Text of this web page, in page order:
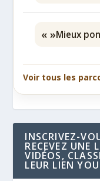
« »Mieux
Voir tous les
INSCRIVEZ-
RECEVEZ UNE
VIDÉOS,
LEUR LIEN